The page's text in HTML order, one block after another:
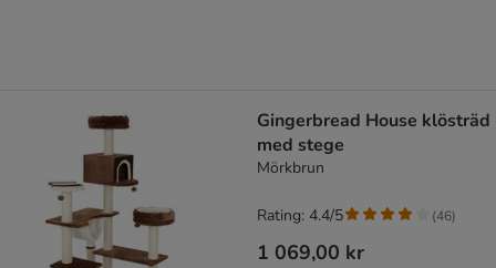
Gingerbread House klösträd
med stege
Mörkbrun
1 069,00 kr
Rating: 4.4/5 (46)